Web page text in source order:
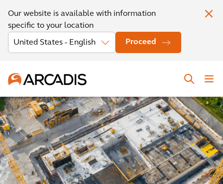
Our website is available with information
specific to your location
Proceed